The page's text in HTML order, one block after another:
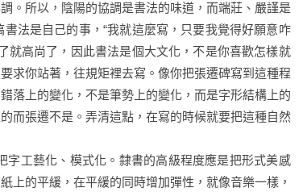
。所以，陰陽的協調是書法的味道，而端莊、嚴謹是
法是自己的事，“我就這麼寫，只要我覺得好願意咋
就高尚了，因此書法是個大文化，不是你喜歡怎樣就
求你站著，往規矩裡去寫。像你把張遷碑寫到這種程
落上的變化，不是筆勢上的變化，而是字形結構上的
而張遷不是。弄清這點，在寫的時候就要把這種自然
工藝化、模式化。隸書的高級程度應是把形式美感
上的平緩，在平緩的同時增加彈性，就像音樂一樣，